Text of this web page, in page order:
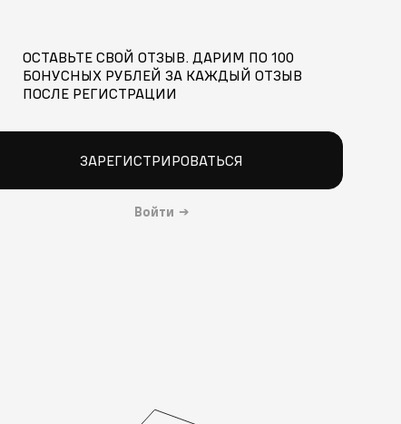
ОСТАВЬТЕ СВОЙ ОТЗЫВ. ДАРИМ ПО 100
БОНУСНЫХ РУБЛЕЙ ЗА КАЖДЫЙ ОТЗЫВ
ПОСЛЕ РЕГИСТРАЦИИ
ЗАРЕГИСТРИРОВАТЬСЯ
Войти →